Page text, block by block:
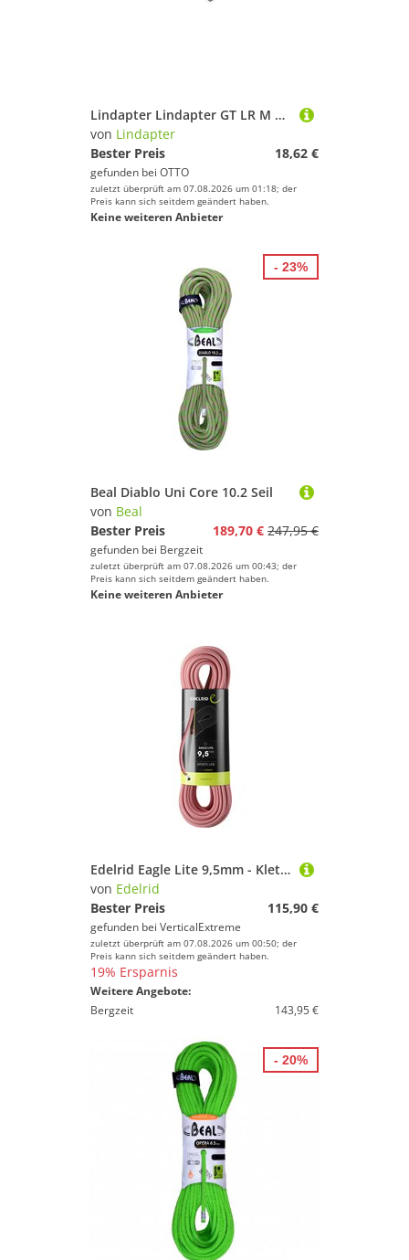
Lindapter Lindapter GT LR M 10 feuerverzinkt, 2 Teile S Adapter
von Lindapter
Bester Preis
18,62 €
gefunden bei OTTO
zuletzt überprüft am 07.08.2026 um 01:18; der
Preis kann sich seitdem geändert haben.
Keine weiteren Anbieter
Beal Diablo Uni Core 10.2 Seil
von Beal
Bester Preis
189,70 € 247,95 €
gefunden bei Bergzeit
zuletzt überprüft am 07.08.2026 um 00:43; der
Preis kann sich seitdem geändert haben.
Keine weiteren Anbieter
- 23%
Edelrid Eagle Lite 9,5mm - Kletterseil
von Edelrid
Bester Preis
115,90 €
gefunden bei VerticalExtreme
zuletzt überprüft am 07.08.2026 um 00:50; der
Preis kann sich seitdem geändert haben.
19% Ersparnis
Weitere Angebote:
Bergzeit
143,95 €
- 20%